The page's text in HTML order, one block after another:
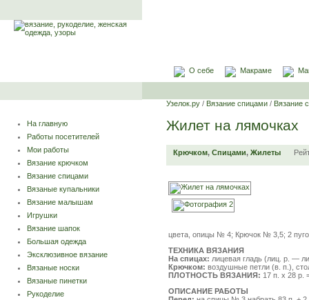
О себе Макраме
На главную
Работы посетителей
Мои работы
Вязание крючком
Вязание спицами
Вязаные купальники
Вязание малышам
Игрушки
Вязание шапок
Большая одежда
Эксклюзивное вязание
Вязаные носки
Вязаные пинетки
Рукоделие
Узелок.ру / Вязание спицами / Вязание
Жилет на лямочках
Крючком, Спицами, Жилеты
цвета, опицы № 4; Крючок № 3,5; 2
ТЕХНИКА ВЯЗАНИЯ
На спицах: лицевая гладь (лиц. р. —
Крючком: воздушные петли (в. п.),
ПЛОТНОСТЬ ВЯЗАНИЯ: 17 п. х 28 р.
ОПИСАНИЕ РАБОТЫ